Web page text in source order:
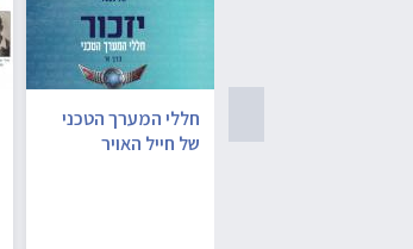
חללי המערך הטכני
של חייל האויר